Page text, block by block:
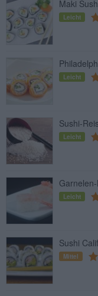
Maki
Leicht
Leicht
Sushi-
Leicht
Leicht
Sushi
Mittel